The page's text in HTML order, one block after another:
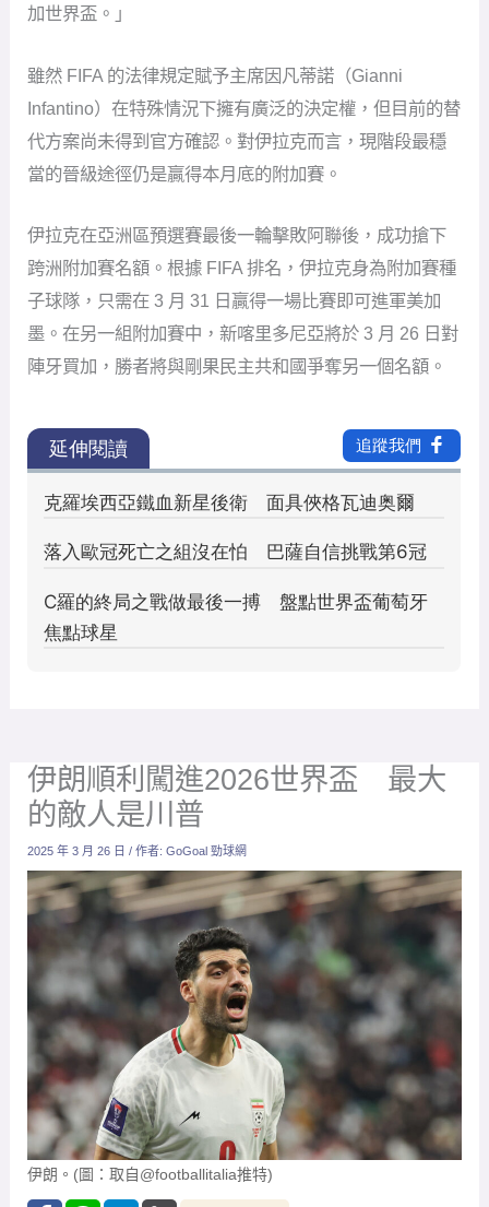
加世界盃。」
雖然 FIFA 的法律規定賦予主席因凡蒂諾（Gianni
Infantino）在特殊情況下擁有廣泛的決定權，但目前的替
代方案尚未得到官方確認。對伊拉克而言，現階段最穩
當的晉級途徑仍是贏得本月底的附加賽。
伊拉克在亞洲區預選賽最後一輪擊敗阿聯後，成功搶下
跨洲附加賽名額。根據 FIFA 排名，伊拉克身為附加賽種
子球隊，只需在 3 月 31 日贏得一場比賽即可進軍美加
墨。在另一組附加賽中，新喀里多尼亞將於 3 月 26 日對
陣牙買加，勝者將與剛果民主共和國爭奪另一個名額。
伊朗順利闖進2026世界盃 最大
的敵人是川普
2025 年 3 月 26 日/ 作者:GoGoal 勁球網
伊朗。(圖：取自@footballitalia推特)